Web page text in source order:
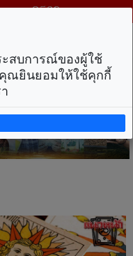
.ศ. 2569
ะสบการณ์ของผู้ใช้
คุณยินยอมให้ใช้คุกกี้